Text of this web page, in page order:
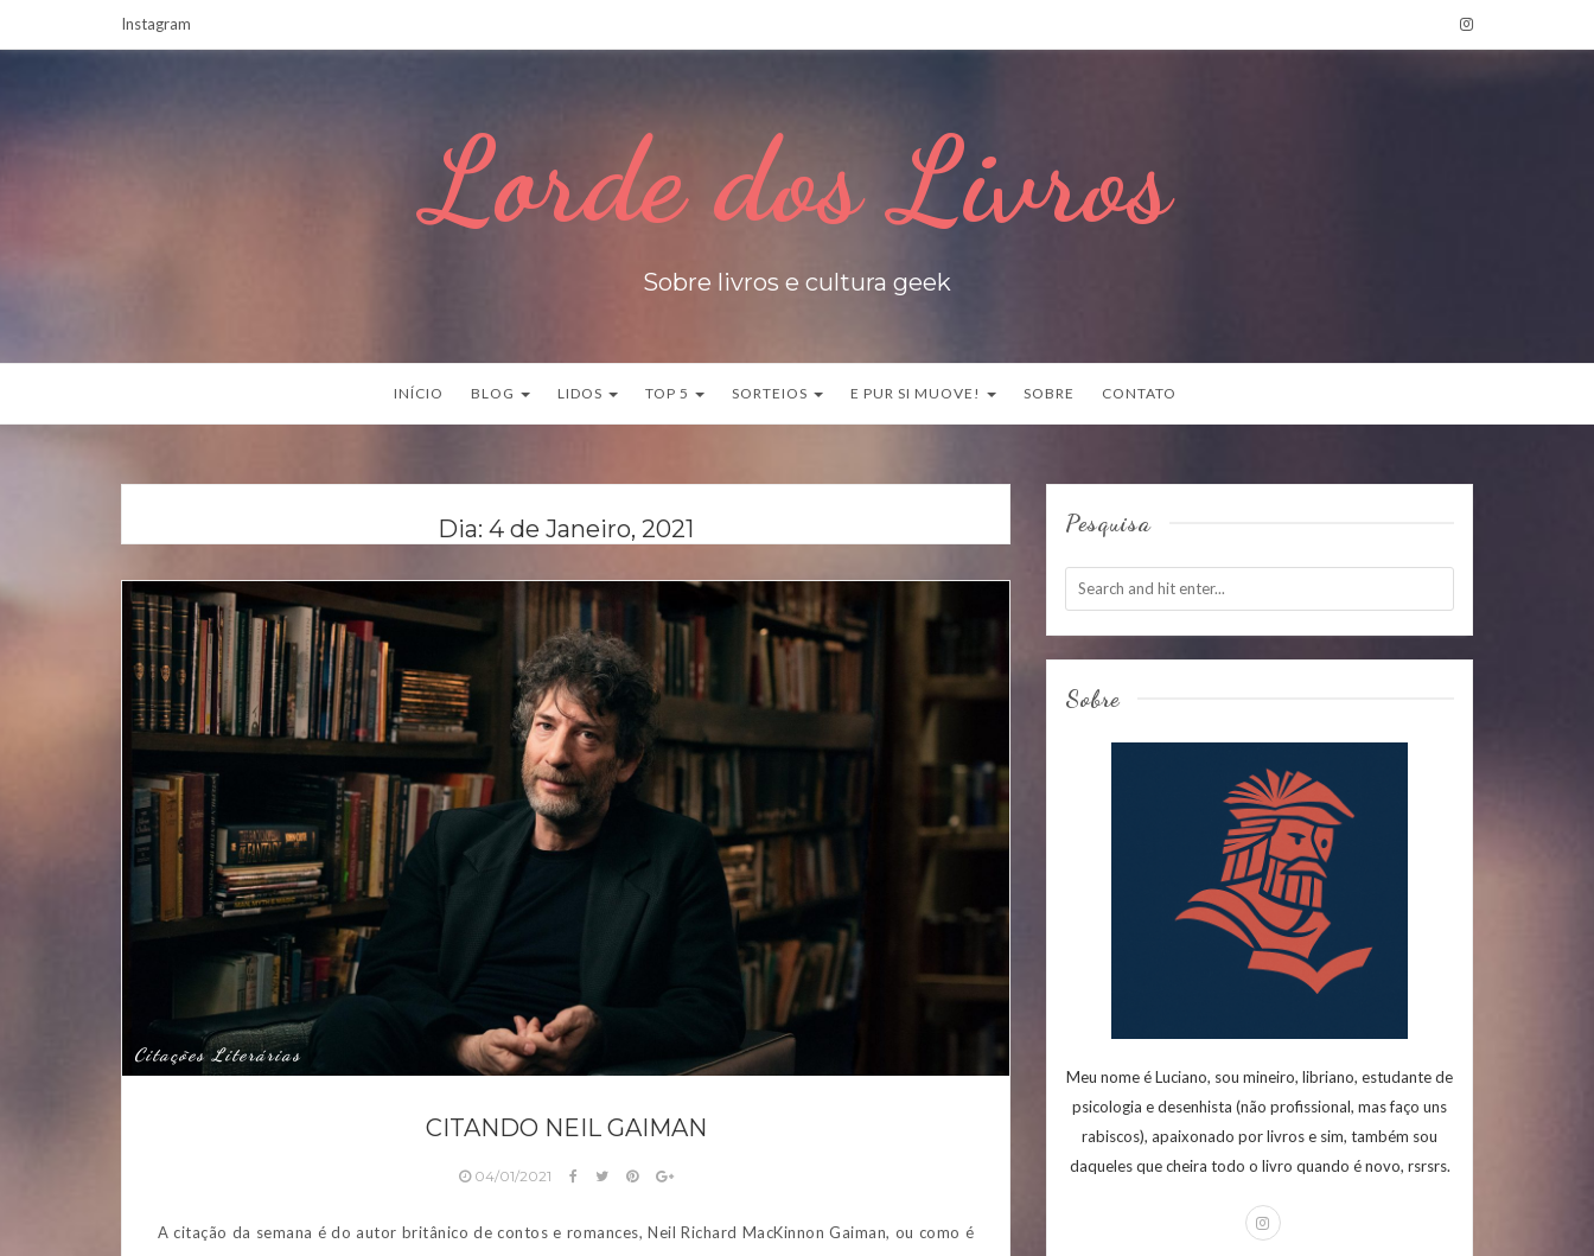
Instagram
Lorde dos Livros
Sobre livros e cultura geek
INÍCIO BLOG LIDOS TOP 5 SORTEIOS E PUR SI MUOVE! SOBRE CONTATO
Dia: 4 de Janeiro, 2021
Citações Literárias
CITANDO NEIL GAIMAN
04/01/2021
A citação da semana é do autor britânico de contos e romances, Neil Richard MacKinnon Gaiman, ou como é
Pesquisa
Sobre
Meu nome é Luciano, sou mineiro, libriano, estudante de
psicologia e desenhista (não profissional, mas faço uns
rabiscos), apaixonado por livros e sim, também sou
daqueles que cheira todo o livro quando é novo, rsrsrs.